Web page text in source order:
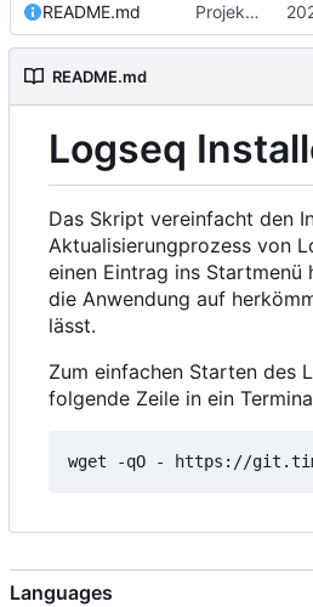
README.md Projektbeschreibung aktualisiert
README.md
Logseq
Das Skript vereinfacht den
Aktualisierungprozess von
einen Eintrag ins Startmenü
die Anwendung auf
lässt.
Zum einfachen Starten des
folgende Zeile in ein
wget -qO - https://
Languages